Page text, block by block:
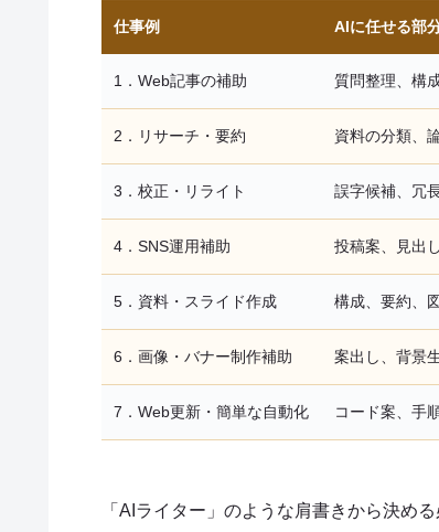
仕事例 AIに任せる部
1．Web記事の補助 質問整理、構
2．リサーチ・要約 資料の分類、
3．校正・リライト 誤字候補、冗
4．SNS運用補助 投稿案、見出
5．資料・スライド作成 構成、要約、
6．画像・バナー制作補助 案出し、背景
7．Web更新・簡単な自動化 コード案、手
「AIライター」のような肩書きから決め